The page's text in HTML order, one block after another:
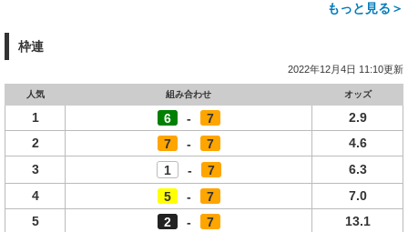
もっと見る＞
枠連
2022年12月4日 11:10更新
人気 組み合わせ オッズ
1 6 - 7
2.9
2
7 - 7
4.6
3
1 - 7
6.3
4
5 - 7
7.0
5
2 - 7
13.1